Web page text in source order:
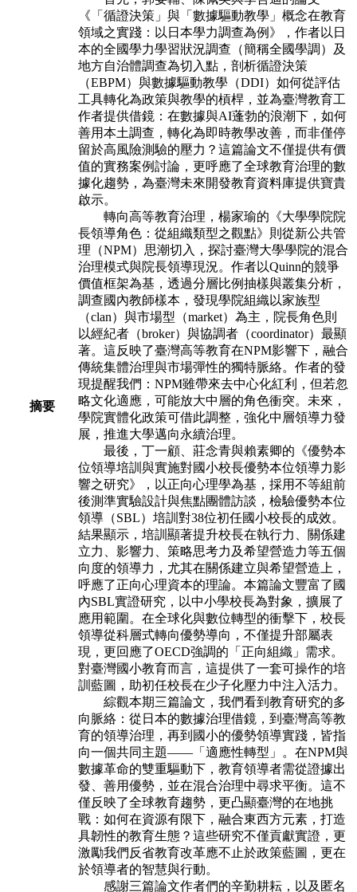
摘要
《「循證決策」與「數據驅動教學」概念在教育
領域之實踐：以日本學力調查為例》，作者以日
本的全國學力學習狀況調查（簡稱全國學調）及
地方自治體調查為切入點，剖析循證決策
（EBPM）與數據驅動教學（DDI）如何從評估
工具轉化為政策與教學的槓桿，並為臺灣教育工
作者提供借鏡：在數據與AI蓬勃的浪潮下，如何
善用本土調查，轉化為即時教學改善，而非僅停
留於高風險測驗的壓力？這篇論文不僅提供有價
值的實務案例討論，更呼應了全球教育治理的數
據化趨勢，為臺灣未來開發教育資料庫提供寶貴
啟示。
轉向高等教育治理，楊家瑜的《大學學院院
長領導角色：從組織類型之觀點》則從新公共管
理（NPM）思潮切入，探討臺灣大學學院的混合
治理模式與院長領導現況。作者以Quinn的競爭
價值框架為基，透過分層比例抽樣與叢集分析，
調查國內教師樣本，發現學院組織以家族型
（clan）與市場型（market）為主，院長角色則
以經紀者（broker）與協調者（coordinator）最顯
著。這反映了臺灣高等教育在NPM影響下，融合
傳統集體治理與市場彈性的獨特脈絡。作者的發
現提醒我們：NPM雖帶來去中心化紅利，但若忽
略文化適應，可能放大中層的角色衝突。未來，
學院實體化政策可借此調整，強化中層領導力發
展，推進大學邁向永續治理。
最後，丁一顧、莊念青與賴素卿的《優勢本
位領導培訓與實施對國小校長優勢本位領導力影
響之研究》，以正向心理學為基，採用不等組前
後測準實驗設計與焦點團體訪談，檢驗優勢本位
領導（SBL）培訓對38位初任國小校長的成效。
結果顯示，培訓顯著提升校長在執行力、關係建
立力、影響力、策略思考力及希望營造力等五個
向度的領導力，尤其在關係建立與希望營造上，
呼應了正向心理資本的理論。本篇論文豐富了國
內SBL實證研究，以中小學校長為對象，擴展了
應用範圍。在全球化與數位轉型的衝擊下，校長
領導從科層式轉向優勢導向，不僅提升部屬表
現，更回應了OECD強調的「正向組織」需求。
對臺灣國小教育而言，這提供了一套可操作的培
訓藍圖，助初任校長在少子化壓力中注入活力。
綜觀本期三篇論文，我們看到教育研究的多
向脈絡：從日本的數據治理借鏡，到臺灣高等教
育的領導治理，再到國小的優勢領導實踐，皆指
向一個共同主題——「適應性轉型」。在NPM與
數據革命的雙重驅動下，教育領導者需從證據出
發、善用優勢，並在混合治理中尋求平衡。這不
僅反映了全球教育趨勢，更凸顯臺灣的在地挑
戰：如何在資源有限下，融合東西方元素，打造
具韌性的教育生態？這些研究不僅貢獻實證，更
激勵我們反省教育改革應不止於政策藍圖，更在
於領導者的智慧與行動。
感謝三篇論文作者們的辛勤耕耘，以及匿名